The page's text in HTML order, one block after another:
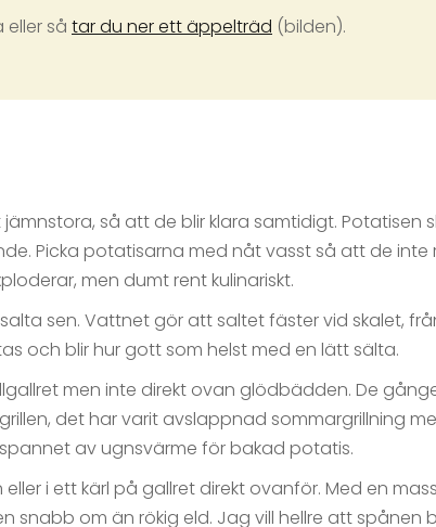
eller så tar du ner ett äppelträd (bilden).
så att de blir klara samtidigt. Potatisen
Picka potatisarna med nåt vasst så att de inte
men dumt rent kulinariskt.
sen. Vattnet gör att saltet fäster vid skalet,
och blir hur gott som helst med en lätt sälta.
men inte direkt ovan glödbädden. De
det har varit avslappnad sommargrillning
av ugnsvärme för bakad potatis.
i ett kärl på gallret direkt ovanför. Med en
snabb om än rökig eld. Jag vill hellre att spånen